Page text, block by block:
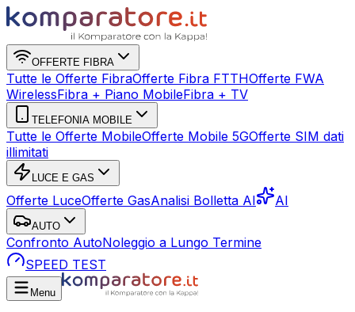
OFFERTE FIBRA
Tutte le Offerte FibraOfferte Fibra FTTHOfferte FWA
WirelessFibra + Piano MobileFibra + TV
TELEFONIA MOBILE
Tutte le Offerte MobileOfferte Mobile 5GOfferte SIM dati
illimitati
LUCE E GAS
Offerte LuceOfferte GasAnalisi Bolletta AI AI
AUTO
Confronto AutoNoleggio a Lungo Termine
SPEED TEST
Menu